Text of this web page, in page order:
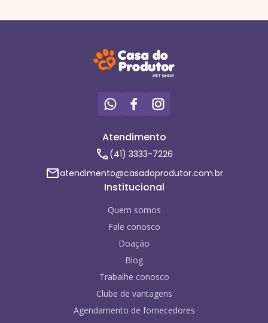
Atendimento
(41) 3333-7226
atendimento@casadoprodutor.com.br
Institucional
Quem somos
Fale conosco
Doação
Blog
Trabalhe conosco
Clube de vantagens
Agendamento de fornecedores